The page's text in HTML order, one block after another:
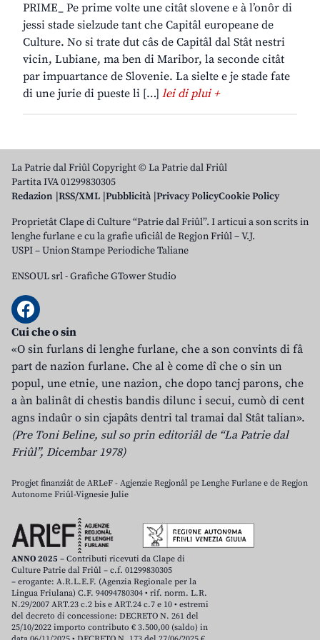
PRIME_ Pe prime volte une citât slovene e à l’onôr di
jessi stade sielzude tant che Capitâl europeane de
Culture. No si trate dut câs de Capitâl dal Stât nestri
vicin, Lubiane, ma ben di Maribor, la seconde citât
par impuartance de Slovenie. La sielte e je stade fate
di une jurie di pueste li […] lei di plui +
La Patrie dal Friûl Copyright © La Patrie dal Friûl
Partita IVA 01299830305
Redazion RSS/XML Pubblicità Privacy PolicyCookie Policy
Proprietât Clape di Culture “Patrie dal Friûl”. I articui a son scrits in
lenghe furlane e cu la grafie uficiâl de Regjon Friûl – V.J.
USPI – Union Stampe Periodiche Taliane
ENSOUL srl-Grafiche GTower Studio
Cui che o sin
«O sin furlans di lenghe furlane, che a son convints di fâ
part de nazion furlane. Che al è come dî che o sin un
popul, une etnie, une nazion, che dopo tancj parons, che
a àn balinât di chestis bandis dilunc i secui, cumò di cent
agns indaûr o sin cjapâts dentri tal tramai dal Stât talian».
(Pre Toni Beline, sul so prin editoriâl de “La Patrie dal
Friûl”, Dicembar 1978)
Progjet finanziât de ARLeF - Agjenzie Regjonâl pe Lenghe Furlane e de Regjon
Autonome Friûl-Vignesie Julie
ANNO 2025 – Contributi ricevuti da Clape di
Culture Patrie dal Friûl – c.f. 01299830305
– erogante: A.R.L.E.F. (Agenzia Regionale per la
Lingua Friulana) C.F. 94094780304 • rif. norm. L.R.
N.29/2007 ART.23 c.2 bis e ART.24 c.7 e 10 • estremi
del decreto di concessione: DECRETO N. 261 del
25/10/2022 importo contributo € 3.500,00 (saldo) in